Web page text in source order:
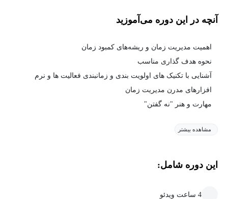
آنچه در این دوره می‌آموزید
اهمیت مدیریت زمان و ریشه‌های کمبود زمان
نحوه هدف گذاری مناسب
آشنایی با تکنیک های اولویت بندی و زمانبندی فعالیت ها و نرم
افزارهای مدرن مدیریت زمان
مهارت و هنر "نه گفتن"
مشاهده بیشتر
این دوره شامل:
4 ساعت ویدئو